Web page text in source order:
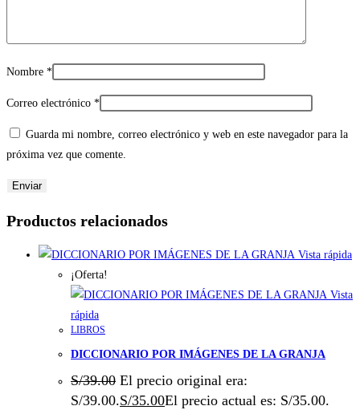
Nombre *
Correo electrónico *
Guarda mi nombre, correo electrónico y web en este navegador para la
próxima vez que comente.
Productos relacionados
Vista rápida
¡Oferta!
Vista
rápida
LIBROS
DICCIONARIO POR IMÁGENES DE LA GRANJA
S/39.00 El precio original era:
S/39.00.S/35.00El precio actual es: S/35.00.